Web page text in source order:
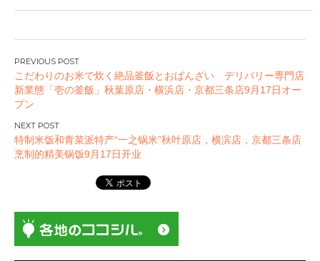
投
稿
ナ
ビ
ゲ
ー
ン
こだわりのお米で炊く絶品釜飯とおばんざい デリバリー専門店
新業態「壱の釜飯」秋葉原店・横浜店・京都三条店9月17日オー
プン
特制米饭和青菜派特产“一之锅米”秋叶原店，横滨店，京都三条店
烹制的精美锅饭9月17日开业